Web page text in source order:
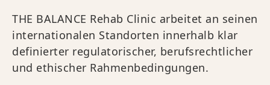
THE BALANCE Rehab Clinic arbeitet an seinen
internationalen Standorten innerhalb klar
definierter regulatorischer, berufsrechtlicher
und ethischer Rahmenbedingungen.